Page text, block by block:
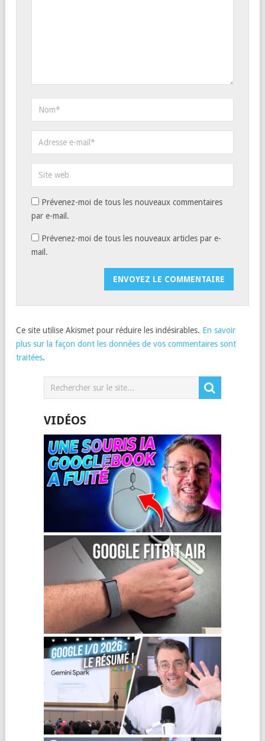
Prévenez-moi de tous les nouveaux commentaires
par e-mail.
Prévenez-moi de tous les nouveaux articles par e-
mail.
Ce site utilise Akismet pour réduire les indésirables. En savoir
plus sur la façon dont les données de vos commentaires sont
traitées.
VIDÉOS